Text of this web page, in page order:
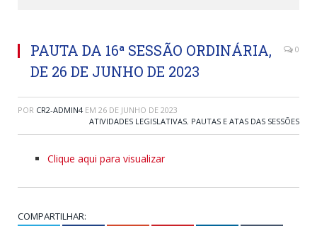
PAUTA DA 16ª SESSÃO ORDINÁRIA,
DE 26 DE JUNHO DE 2023
0
POR CR2-ADMIN4 EM 26 DE JUNHO DE 2023
ATIVIDADES LEGISLATIVAS, PAUTAS E ATAS DAS SESSÕES
Clique aqui para visualizar
COMPARTILHAR: